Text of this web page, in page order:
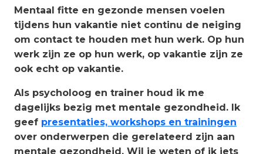
Mentaal fitte en gezonde mensen voelen
tijdens hun vakantie niet continu de neiging
om contact te houden met hun werk. Op hun
werk zijn ze op hun werk, op vakantie zijn ze
ook echt op vakantie.
Als psycholoog en trainer houd ik me
dagelijks bezig met mentale gezondheid. Ik
geef presentaties, workshops en trainingen
over onderwerpen die gerelateerd zijn aan
mentale gezondheid. Wil je weten of ik iets